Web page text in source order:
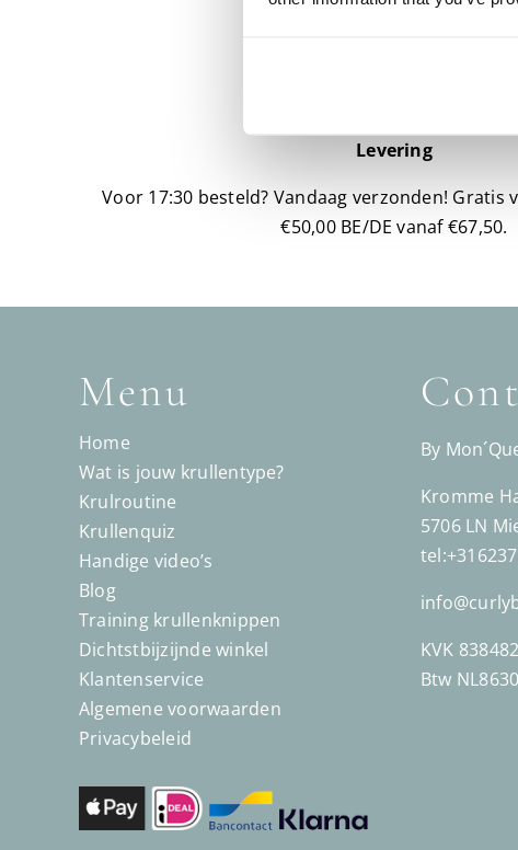
Levering
Voor 17:30 besteld? Vandaag verzonden! Gratis
€50,00 BE/DE vanaf €67,50.
Menu
Home
Wat is jouw krullentype?
Krulroutine
Krullenquiz
Handige video’s
Blog
Training krullenknippen
Dichtstbijzijnde winkel
Klantenservice
Algemene voorwaarden
Privacybeleid
By
Kromme
5706 LN
KVK
Btw